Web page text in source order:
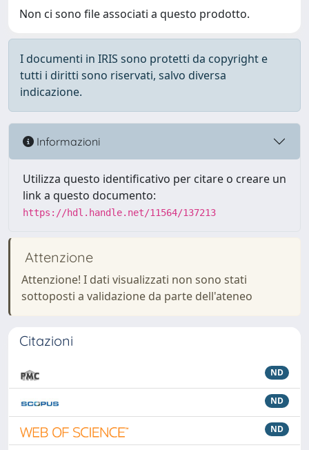
Non ci sono file associati a questo prodotto.
I documenti in IRIS sono protetti da copyright e
tutti i diritti sono riservati, salvo diversa
indicazione.
Informazioni
Utilizza questo identificativo per citare o creare un
link a questo documento:
https://hdl.handle.net/11564/137213
Attenzione
Attenzione! I dati visualizzati non sono stati
sottoposti a validazione da parte dell'ateneo
Citazioni
ND
ND
ND